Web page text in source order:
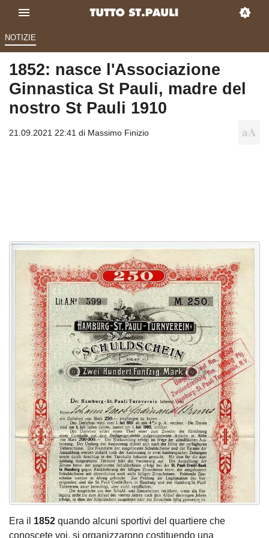
NOTIZIE
1852: nasce l'Associazione
Ginnastica St Pauli, madre del
nostro St Pauli 1910
21.09.2021 22:41 di Massimo Finizio
Era il 1852 quando alcuni sportivi del quartiere che
conoscete voi, si organizzarono costituendo una